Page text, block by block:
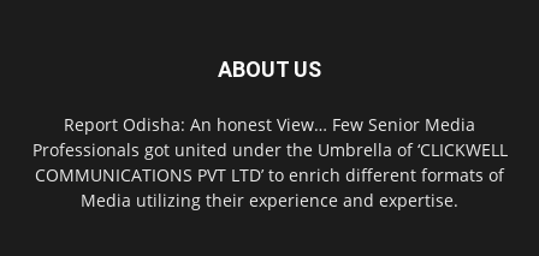
ABOUT US
Report Odisha: An honest View… Few Senior Media
Professionals got united under the Umbrella of ‘CLICKWELL
COMMUNICATIONS PVT LTD’ to enrich different formats of
Media utilizing their experience and expertise.